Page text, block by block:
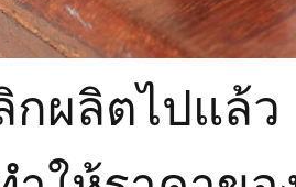
กผลิตไปแล้